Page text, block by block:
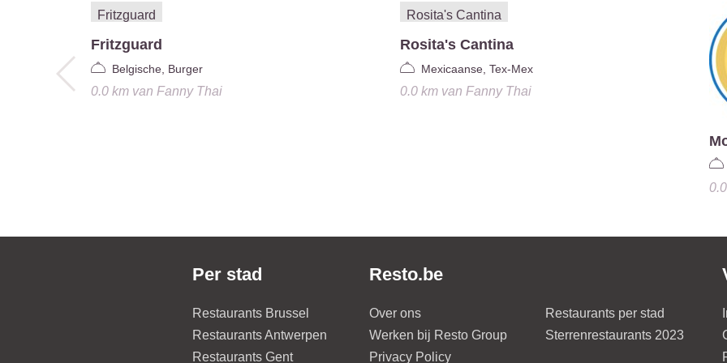
Fritzguard
Belgische, Burger
0.0 kmvan Fanny Thai
Rosita's Cantina
Mexicaanse, Tex-Mex
0.0 kmvan Fanny Thai
Per stad
Restaurants Brussel
Restaurants Antwerpen
Restaurants Gent
Resto.be
Over ons
Werken bij Resto Group
Privacy Policy
Restaurants per stad
Sterrenrestaurants 2023